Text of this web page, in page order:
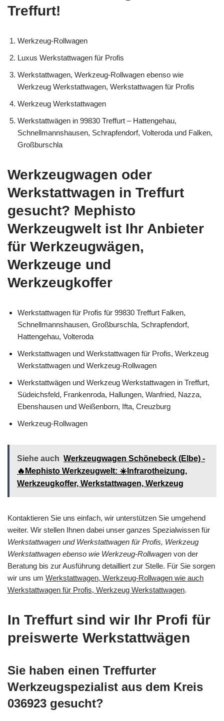
Treffurt!
Werkzeug-Rollwagen
Luxus Werkstattwagen für Profis
Werkstattwagen, Werkzeug-Rollwagen ebenso wie
Werkzeug Werkstattwagen, Werkstattwagen für Profis
Werkzeug Werkstattwagen
Werkstattwägen in 99830 Treffurt – Hattengehau,
Schnellmannshausen, Schrapfendorf, Volteroda und Falken,
Großburschla
Werkzeugwagen oder
Werkstattwagen in Treffurt
gesucht? Mephisto
Werkzeugwelt ist Ihr Anbieter
für Werkzeugwägen,
Werkzeuge und
Werkzeugkoffer
Werkstattwagen für Profis für 99830 Treffurt Falken,
Schnellmannshausen, Großburschla, Schrapfendorf,
Hattengehau, Volteroda
Werkstattwagen und Werkstattwagen für Profis, Werkzeug
Werkstattwagen und Werkzeug-Rollwagen
Werkstattwägen und Werkzeug Werkstattwagen in Treffurt,
Südeichsfeld, Frankenroda, Hallungen, Wanfried, Nazza,
Ebenshausen und Weißenborn, Ifta, Creuzburg
Werkzeug-Rollwagen
Siehe auch Werkzeugwagen Schönebeck (Elbe) -
🔥Mephisto Werkzeugwelt: ☀️Infrarotheizung,
Werkzeugkoffer, Werkstattwagen, Werkzeug
Kontaktieren Sie uns einfach, wir unterstützen Sie umgehend
weiter. Wir stellen Ihnen dabei unser ganzes Spezialwissen für
Werkstattwagen und Werkstattwagen für Profis, Werkzeug
Werkstattwagen ebenso wie Werkzeug-Rollwagen von der
Beratung bis zur Ausführung detailliert zur Stelle. Für Sie sorgen
wir uns um Werkstattwagen, Werkzeug-Rollwagen wie auch
Werkstattwagen für Profis, Werkzeug Werkstattwagen.
In Treffurt sind wir Ihr Profi für
preiswerte Werkstattwägen
Sie haben einen Treffurter
Werkzeugspezialist aus dem Kreis
036923 gesucht?